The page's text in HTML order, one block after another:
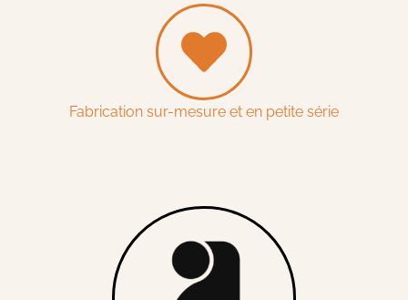
Fabrication sur-mesure et en petite série